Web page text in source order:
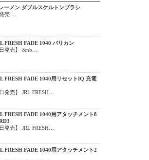
ーメン ダブルスケルトンブラシ
売 …
FRESH FADE 1040 バリカン
発売】 &nb…
FRESH FADE 1040用リセットIQ 充電
発売】 JRL FRESH…
FRESH FADE 1040用アタッチメント8
発売】 JRL FRESH…
FRESH FADE 1040用アタッチメント2